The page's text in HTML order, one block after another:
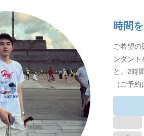
時間
ご希望
ンダント
と、2時
（ご予